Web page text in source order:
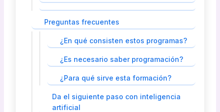
Preguntas frecuentes
¿En qué consisten estos programas?
¿Es necesario saber programación?
¿Para qué sirve esta formación?
Da el siguiente paso con inteligencia
artificial